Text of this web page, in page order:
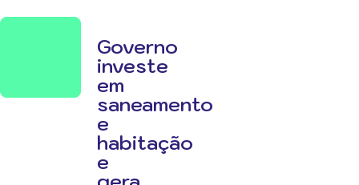
Governo
investe
em
saneamento
e
habitação
e